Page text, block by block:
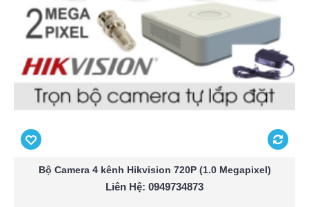
Bộ Camera 4 kênh Hikvision 720P (1.0 Megapixel)
Liên Hệ: 0949734873